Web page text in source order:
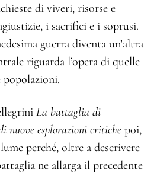
di viveri, risorse e
i sacrifici e i soprusi.
guerra diventa un’altra
riguarda l’opera di quelle
La battaglia di
nuove esplorazioni critiche poi,
perché, oltre a descrivere
ne allarga il precedente